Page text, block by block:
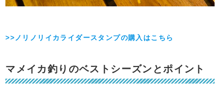
>>ノリノリイカライダースタンプの購入はこちら
マメイカ釣りのベストシーズンとポイント